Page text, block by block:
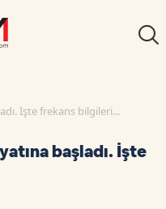
İşte frekans bilgileri...
başladı. İşte